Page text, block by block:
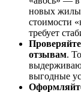
новых
стоимости
требует
отзывам.
выгодные